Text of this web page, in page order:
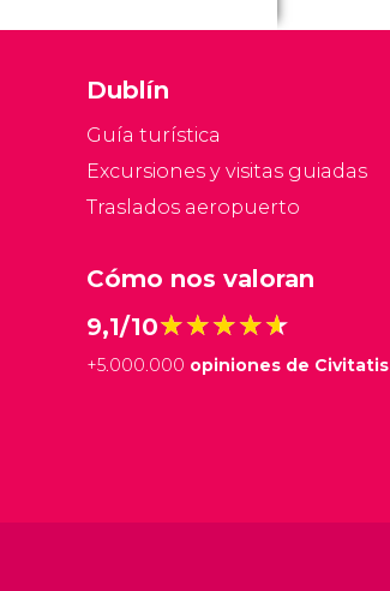
Dublín
Guía turística
Excursiones y visitas guiadas
Traslados aeropuerto
Cómo nos valoran
9,1/10★★★★★
★★★★★
+5.000.000 opiniones de Civitatis